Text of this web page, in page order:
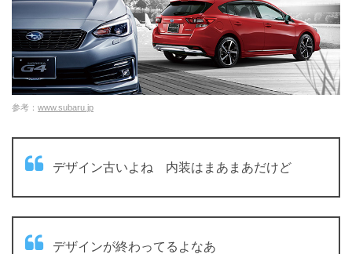
参考： www.subaru.jp
デザイン古いよね 内装はまあまあだけど
デザインが終わってるよなあ